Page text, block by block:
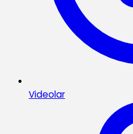
Videolar